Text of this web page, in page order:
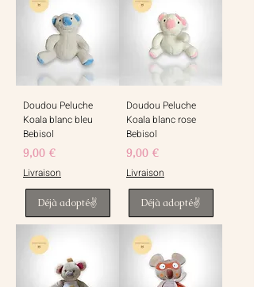
Doudou Peluche
Koala blanc bleu
Bebisol
Prix
9,00 €
Livraison
Déjà adopté✌️
Doudou Peluche
Koala blanc rose
Bebisol
Prix
9,00 €
Livraison
Déjà adopté✌️